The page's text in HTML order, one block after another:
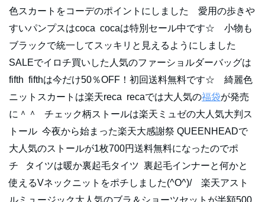
色スカートをコーデのポイントにしました 愛用の歩きや
すいパンプスはcoca cocaは特別セール中です☆ 小物も
ブラックで統一してスッキリと見えるようにしました
SALEでイロチ買いした人気のファーショルダーバッグは
fifth fifthは今だけ50％OFF！初回送料無料です☆ 綺麗色
ニットスカートは楽天reca recaでは大人気の福袋が発売
に＾＾ チェック柄ストールは楽天ミュゼの大人気大判ス
トール 今夜から始まった楽天大感謝祭 QUEENHEADで
大人気のストールが1枚700円送料無料になったのでポ
チ タイツは暖か裏起毛タイツ 裏起毛インナーと何かと
使えるVネックニットをポチしました(^O^)/ 楽天アスト
ルミュージック大人気のブラ＆ショーツセットが半額500